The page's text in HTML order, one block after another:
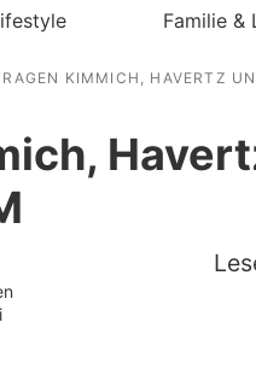
Stars
& Serien
& Liebe
Familie &
KIMMICH, HAVERTZ